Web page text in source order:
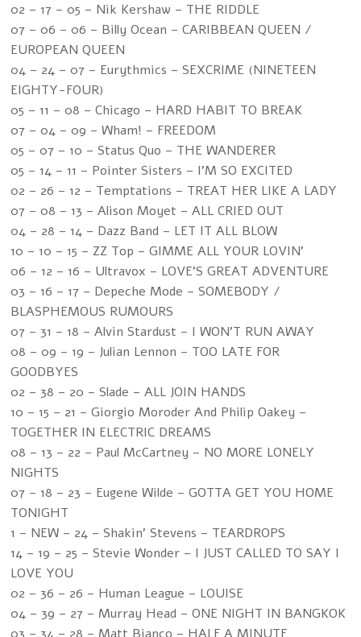
02 – 17 – 05 – Nik Kershaw – THE RIDDLE
07 – 06 – 06 – Billy Ocean – CARIBBEAN QUEEN /
EUROPEAN QUEEN
04 – 24 – 07 – Eurythmics – SEXCRIME (NINETEEN
EIGHTY-FOUR)
05 – 11 – 08 – Chicago – HARD HABIT TO BREAK
07 – 04 – 09 – Wham! – FREEDOM
05 – 07 – 10 – Status Quo – THE WANDERER
05 – 14 – 11 – Pointer Sisters – I'M SO EXCITED
02 – 26 – 12 – Temptations – TREAT HER LIKE A LADY
07 – 08 – 13 – Alison Moyet – ALL CRIED OUT
04 – 28 – 14 – Dazz Band – LET IT ALL BLOW
10 – 10 – 15 – ZZ Top – GIMME ALL YOUR LOVIN'
06 – 12 – 16 – Ultravox – LOVE'S GREAT ADVENTURE
03 – 16 – 17 – Depeche Mode – SOMEBODY /
BLASPHEMOUS RUMOURS
07 – 31 – 18 – Alvin Stardust – I WON'T RUN AWAY
08 – 09 – 19 – Julian Lennon – TOO LATE FOR
GOODBYES
02 – 38 – 20 – Slade – ALL JOIN HANDS
10 – 15 – 21 – Giorgio Moroder And Philip Oakey –
TOGETHER IN ELECTRIC DREAMS
08 – 13 – 22 – Paul McCartney – NO MORE LONELY
NIGHTS
07 – 18 – 23 – Eugene Wilde – GOTTA GET YOU HOME
TONIGHT
1 – NEW – 24 – Shakin' Stevens – TEARDROPS
14 – 19 – 25 – Stevie Wonder – I JUST CALLED TO SAY I
LOVE YOU
02 – 36 – 26 – Human League – LOUISE
04 – 39 – 27 – Murray Head – ONE NIGHT IN BANGKOK